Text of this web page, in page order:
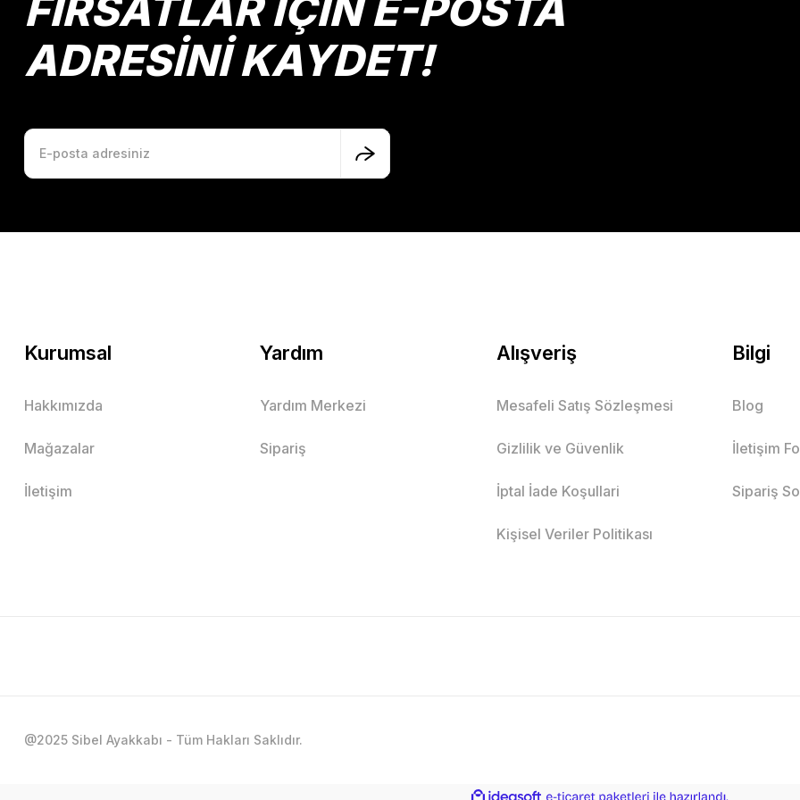
ADRESİNİ KAYDET!
Kurumsal
Hakkımızda
Mağazalar
İletişim
Yardım
Yardım Merkezi
Sipariş
Alışveriş
Mesafeli Satış Sözleşmesi
Gizlilik ve Güvenlik
İptal İade Koşullari
Kişisel Veriler Politikası
Bilgi
Blog
İletişim
Sipariş
@2025 Sibel Ayakkabı - Tüm Hakları Saklıdır.
ideasoft e-